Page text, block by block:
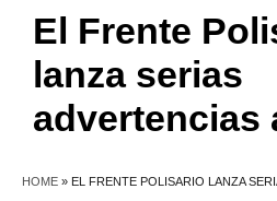
El Frente
lanza serias
advertencias
HOME » EL FRENTE POLISARIO LANZA